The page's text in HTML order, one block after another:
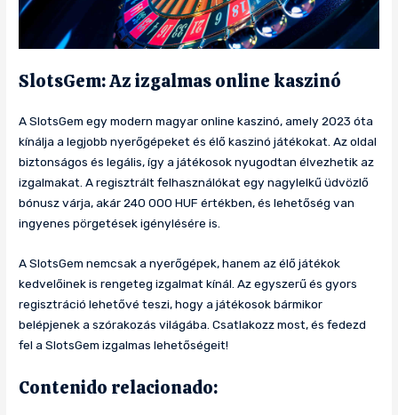
SlotsGem: Az izgalmas online kaszinó
A SlotsGem egy modern magyar online kaszinó, amely 2023 óta
kínálja a legjobb nyerőgépeket és élő kaszinó játékokat. Az oldal
biztonságos és legális, így a játékosok nyugodtan élvezhetik az
izgalmakat. A regisztrált felhasználókat egy nagylelkű üdvözlő
bónusz várja, akár 240 000 HUF értékben, és lehetőség van
ingyenes pörgetések igénylésére is.
A SlotsGem nemcsak a nyerőgépek, hanem az élő játékok
kedvelőinek is rengeteg izgalmat kínál. Az egyszerű és gyors
regisztráció lehetővé teszi, hogy a játékosok bármikor
belépjenek a szórakozás világába. Csatlakozz most, és fedezd
fel a SlotsGem izgalmas lehetőségeit!
Contenido relacionado: